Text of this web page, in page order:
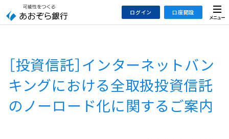
文
ログイン
法人のお客さまはこちら
デビット専用WEB
あおぞら投信インターネットトレード
口座開設
あおぞら銀行 投資信託口座・NISA口座開設
メ
ニ
［投資信託］インターネットバン
キングにおける全取扱投資信託
のノーロード化に関するご案内